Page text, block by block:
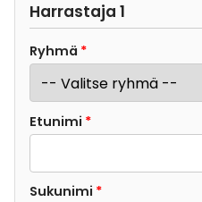
Harrastaja 1
Ryhmä *
Etunimi *
Sukunimi *